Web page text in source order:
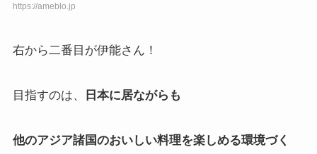
https://ameblo.jp
右から二番目が伊能さん！
目指すのは、 日本に居ながらも
他のアジア諸国のおいしい料理を楽しめる環境づく